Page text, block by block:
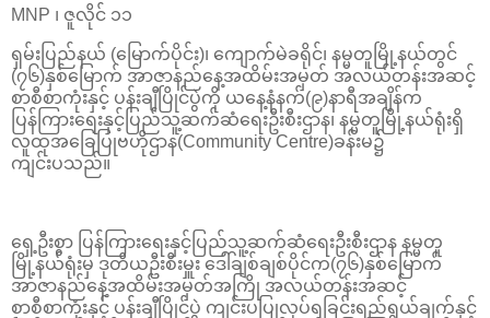
MNP ၊ ဇူလိုင် ၁၁
ရှမ်းပြည်နယ် (မြောက်ပိုင်း)၊ ကျောက်မဲခရိုင်၊ နမ္မတူမြို့နယ်တွင်
(၇၆)နှစ်မြောက် အာဇာနည်နေ့အထိမ်းအမှတ် အလယ်တန်းအဆင့်
စာစီစာကုံးနှင့် ပန်းချီပြိုင်ပွဲကို ယနေ့နံနက်(၉)နာရီအချိန်က
ပြန်ကြားရေးနှင့်ပြည်သူ့ဆက်ဆံရေးဦးစီးဌာန၊ နမ္မတူမြို့နယ်ရုံးရှိ
လူထုအခြေပြုဗဟိုဌာန(Community Centre)ခန်းမ၌
ကျင်းပသည်။
ရှေ့ဦးစွာ ပြန်ကြားရေးနှင့်ပြည်သူ့ဆက်ဆံရေးဦးစီးဌာန နမ္မတူ
မြို့နယ်ရုံးမှ ဒုတိယဦးစီးမှူး ဒေါ်ချစ်ချစ်ပိုင်က(၇၆)နှစ်မြောက်
အာဇာနည်နေ့အထိမ်းအမှတ်အကြို အလယ်တန်းအဆင့်
စာစီစာကုံးနှင့် ပန်းချီပြိုင်ပွဲ ကျင်းပပြုလုပ်ရခြင်းရည်ရွယ်ချက်နှင့်